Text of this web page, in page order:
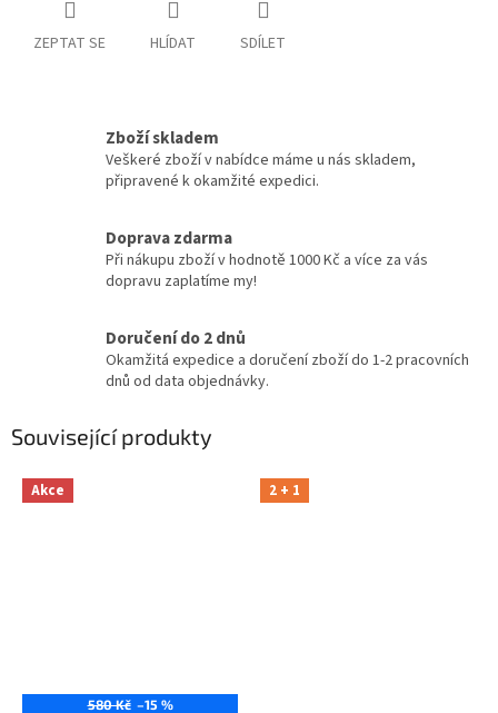
ZEPTAT SE HLÍDAT SDÍLET
Zboží skladem
Veškeré zboží v nabídce máme u nás skladem,
připravené k okamžité expedici.
Doprava zdarma
Při nákupu zboží v hodnotě 1000 Kč a více za vás
dopravu zaplatíme my!
Doručení do 2 dnů
Okamžitá expedice a doručení zboží do 1-2 pracovních
dnů od data objednávky.
Související produkty
Akce
580 Kč –15 %
2 + 1